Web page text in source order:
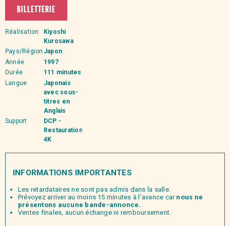
BILLETTERIE
Réalisation
Kiyoshi
Kurosawa
Pays/Région Japon
Année
1997
Durée
111 minutes
Langue
Japonais
avec sous-
titres en
Anglais
Support
DCP -
Restauration
4K
INFORMATIONS IMPORTANTES
Les retardataires ne sont pas admis dans la salle.
Prévoyez arriver au moins 15 minutes à l’avance carnous ne
présentons aucune bande-annonce.
Ventes finales, aucun échange ni remboursement.